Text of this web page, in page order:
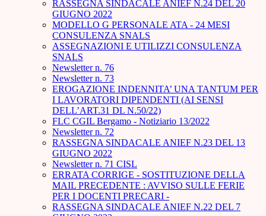
RASSEGNA SINDACALE ANIEF N.24 DEL 20
GIUGNO 2022
MODELLO G PERSONALE ATA - 24 MESI
CONSULENZA SNALS
ASSEGNAZIONI E UTILIZZI CONSULENZA
SNALS
Newsletter n. 76
Newsletter n. 73
EROGAZIONE INDENNITA’ UNA TANTUM PER
I LAVORATORI DIPENDENTI (AI SENSI
DELL’ART.31 DL N.50/22)
FLC CGIL Bergamo - Notiziario 13/2022
Newsletter n. 72
RASSEGNA SINDACALE ANIEF N.23 DEL 13
GIUGNO 2022
Newsletter n. 71 CISL
ERRATA CORRIGE - SOSTITUZIONE DELLA
MAIL PRECEDENTE : AVVISO SULLE FERIE
PER I DOCENTI PRECARI -
RASSEGNA SINDACALE ANIEF N.22 DEL 7